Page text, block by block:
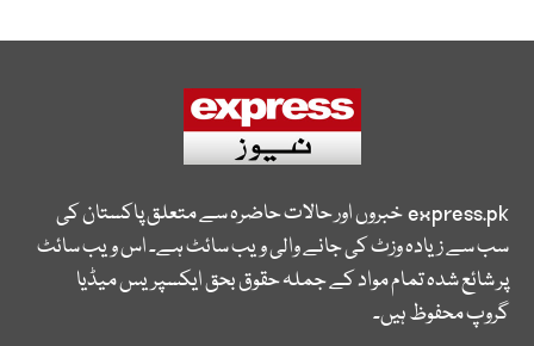
express.pkخبروں اور حالات حاضرہ سے متعلق پاکستان کی
سب سے زیادہ وزٹ کی جانے والی ویب سائٹ ہے۔ اس ویب سائٹ
پر شائع شدہ تمام مواد کے جملہ حقوق بحق ایکسپریس میڈیا
گروپ محفوظ ہیں۔